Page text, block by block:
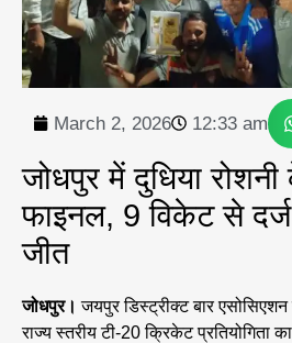
March 2, 2026 12:33 am
जोधपुर में दुधिया
फाइनल, 9 विकेट से
जीत
जोधपुर।जयपुर डिस्ट्रीक्ट बार
राज्य स्तरीय टी-20 क्रिकेट प्रतियोगिता